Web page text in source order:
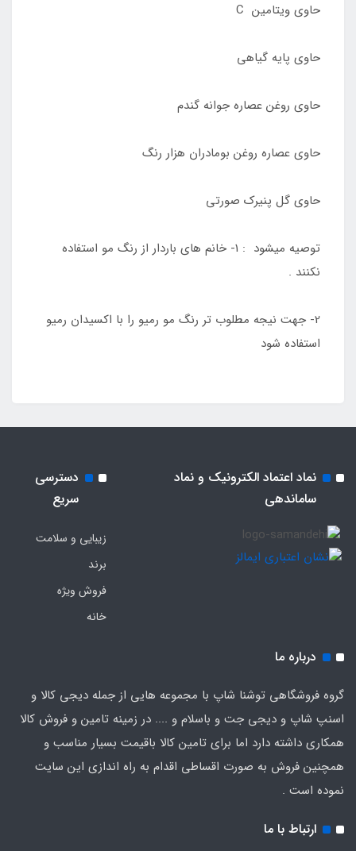
حاوی ویتامین C
حاوی پایه گیاهی
حاوی روغن عصاره جوانه گندم
حاوی عصاره روغن بومادران هزار رنگ
حاوی گل پنیرک صورتی
توصیه میشود : 1- خانم های باردار از رنگ مو استفاده
نکنند .
2- جهت نیجه مطلوب تر رنگ مو رمیو را با اکسیدان رمیو
استفاده شود
نماد اعتماد الکترونیک و نماد
ساماندهی
دسترسی
سریع
زیبایی و سلامت
برند
فروش ویژه
خانه
درباره ما
گروه فروشگاهی توشنا شاپ با مجموعه هایی از جمله دیجی کالا و
اسنپ شاپ و دیجی جت و باسلام و .... در زمینه تامین و فروش کالا
همکاری داشته دارد اما برای تامین کالا باقیمت بسیار مناسب و
همچنین فروش به صورت اقساطی اقدام به راه اندازی این سایت
نموده است .
ارتباط با ما